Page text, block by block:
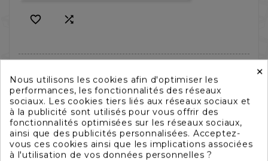
 
×
Nous utilisons les cookies afin d'optimiser les
performances, les fonctionnalités des réseaux
sociaux. Les cookies tiers liés aux réseaux sociaux et
à la publicité sont utilisés pour vous offrir des
fonctionnalités optimisées sur les réseaux sociaux,
ainsi que des publicités personnalisées. Acceptez-
vous ces cookies ainsi que les implications associées
à l'utilisation de vos données personnelles ?